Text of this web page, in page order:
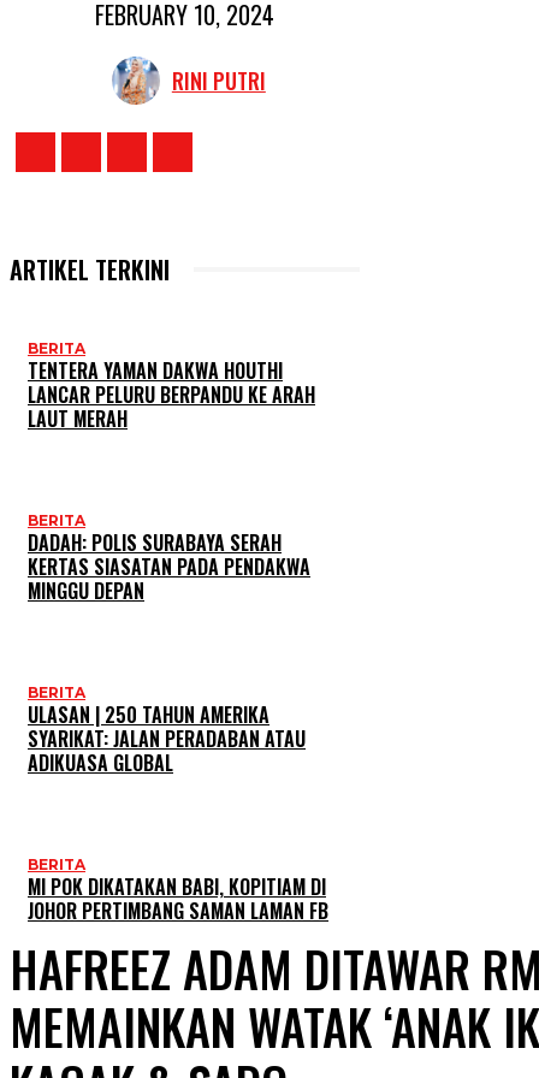
FEBRUARY 10, 2024
RINI PUTRI
ARTIKEL TERKINI
BERITA
TENTERA YAMAN DAKWA HOUTHI
LANCAR PELURU BERPANDU KE ARAH
LAUT MERAH
BERITA
DADAH: POLIS SURABAYA SERAH
KERTAS SIASATAN PADA PENDAKWA
MINGGU DEPAN
BERITA
ULASAN | 250 TAHUN AMERIKA
SYARIKAT: JALAN PERADABAN ATAU
ADIKUASA GLOBAL
BERITA
MI POK DIKATAKAN BABI, KOPITIAM DI
JOHOR PERTIMBANG SAMAN LAMAN FB
HAFREEZ ADAM DITAWAR
MEMAINKAN WATAK ‘ANAK